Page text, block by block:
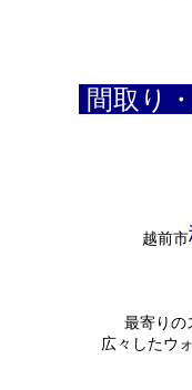
間取り
越前市
最寄りの
広々したウ